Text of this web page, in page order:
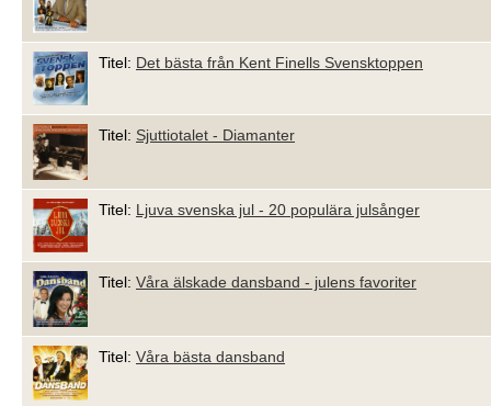
Titel: Det bästa från Kent Finells Svensktoppen
Titel: Sjuttiotalet - Diamanter
Titel: Ljuva svenska jul - 20 populära julsånger
Titel: Våra älskade dansband - julens favoriter
Titel: Våra bästa dansband